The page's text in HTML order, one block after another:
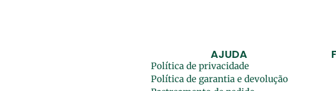
AJUDA
Política de privacidade
Política de garantia e devolução